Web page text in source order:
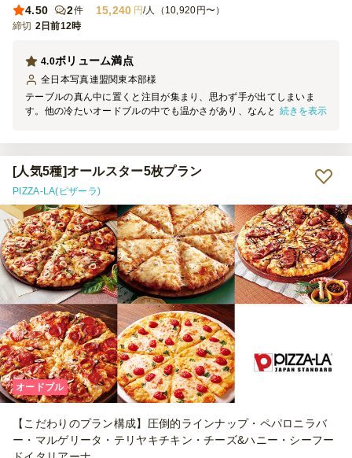
4.50
2件 15,240 円/人（10,920円〜）
締切 2日前12時
ボリューム満点
4.0
全日本写真連盟関東本部様
テーブルの真ん中に置くと注目が集まり、思わず手が出てしまいま
す。他の冷たいオードブルの中でも温かさがあり、なんと言ってもピ
うにしたいです。
続きを表示
[人気5種]オールスター5枚プラン
PIZZA-LA(ピザーラ)
オードブル
【こだわりのプラン構成】圧倒的ラインナップ・ペパロニラバ
ー・マルゲリータ・テリヤキチキン・チーズ&ハニー・シーフー